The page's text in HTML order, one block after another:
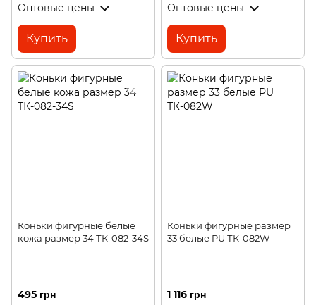
Оптовые цены
Купить
Оптовые цены
Купить
Коньки фигурные белые
кожа размер 34 ТК-082-34S
495 грн
Коньки фигурные размер
33 белые PU ТК-082W
1 116 грн